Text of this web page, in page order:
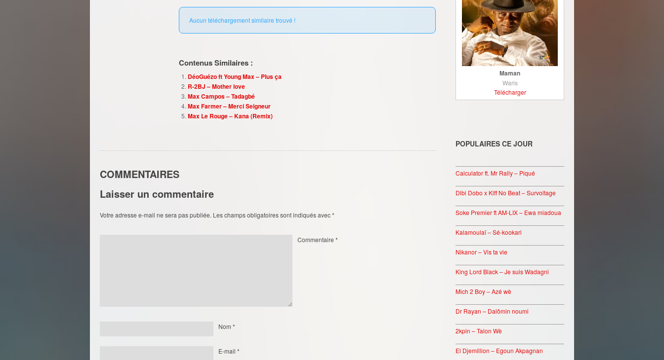
Aucun téléchargement similaire trouvé !
Contenus Similaires :
DéoGuézo ft Young Max – Plus ça
R-2BJ – Mother love
Max Campos – Tadagbé
Max Farmer – Merci Seigneur
Max Le Rouge – Kana (Remix)
COMMENTAIRES
Laisser un commentaire
Votre adresse e-mail ne sera pas publiée. Les champs obligatoires sont indiqués avec*
Commentaire *
Nom *
E-mail *
Maman
Waris
Télécharger
POPULAIRES CE JOUR
Calculator ft. Mr Rally – Piqué
Dibi Dobo x Kiff No Beat – Survoltage
Soke Premier ft AM-LIX – Ewa miadoua
Kalamoulaï – Sé-kookari
Nikanor – Vis ta vie
King Lord Black – Je suis Wadagni
Mich 2 Boy – Azé wè
Dr Rayan – Dalômin noumi
2kpin – Talon Wè
El Djemillion – Egoun Akpagnan